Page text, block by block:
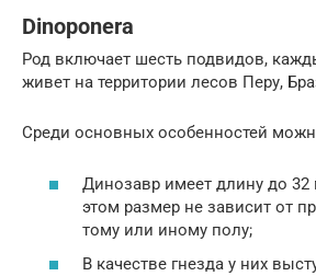
Dinoponera
Род включает шесть подвидов,
живет на территории лесов Перу,
Среди основных особенностей
Динозавр имеет длину до
этом размер не зависит от
тому или иному полу;
В качестве гнезда у них